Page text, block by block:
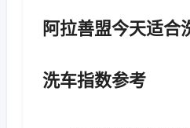
阿拉善盟今天适合
洗车指数参考